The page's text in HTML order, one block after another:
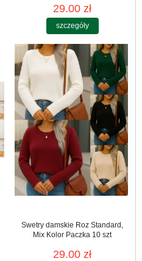
29.00 zł
szczegóły
Swetry damskie Roz Standard,
Mix Kolor Paczka 10 szt
29.00 zł